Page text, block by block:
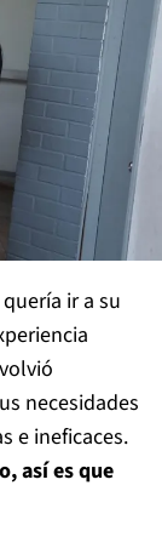
ir a su
necesidades
e ineficaces.
así es que